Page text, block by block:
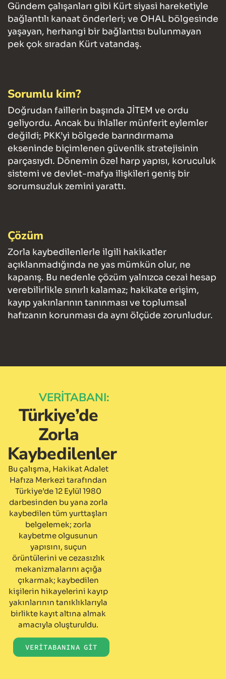
Gündem çalışanları gibi Kürt siyasi hareketiyle
bağlantılı kanaat önderleri; ve OHAL bölgesinde
yaşayan, herhangi bir bağlantısı bulunmayan
pek çok sıradan Kürt vatandaş.
Sorumlu kim?
Doğrudan faillerin başında JİTEM ve ordu
geliyordu. Ancak bu ihlaller münferit eylemler
değildi; PKK’yi bölgede barındırmama
ekseninde biçimlenen güvenlik stratejisinin
parçasıydı. Dönemin özel harp yapısı, koruculuk
sistemi ve devlet-mafya ilişkileri geniş bir
sorumsuzluk zemini yarattı.
Çözüm
Zorla kaybedilenlerle ilgili hakikatler
açıklanmadığında ne yas mümkün olur, ne
kapanış. Bu nedenle çözüm yalnızca cezai hesap
verebilirlikle sınırlı kalamaz; hakikate erişim,
kayıp yakınlarının tanınması ve toplumsal
hafızanın korunması da aynı ölçüde zorunludur.
VERİTABANI:
Türkiye’de
Zorla
Kaybedilenler
Bu çalışma, Hakikat Adalet
Hafıza Merkezi tarafından
Türkiye’de 12 Eylül 1980
darbesinden bu yana zorla
kaybedilen tüm yurttaşları
belgelemek; zorla
kaybetme olgusunun
yapısını, suçun
örüntülerini ve cezasızlık
mekanizmalarını açığa
çıkarmak; kaybedilen
kişilerin hikayelerini kayıp
yakınlarının tanıklıklarıyla
birlikte kayıt altına almak
amacıyla oluşturuldu.
VERİTABANINA GİT